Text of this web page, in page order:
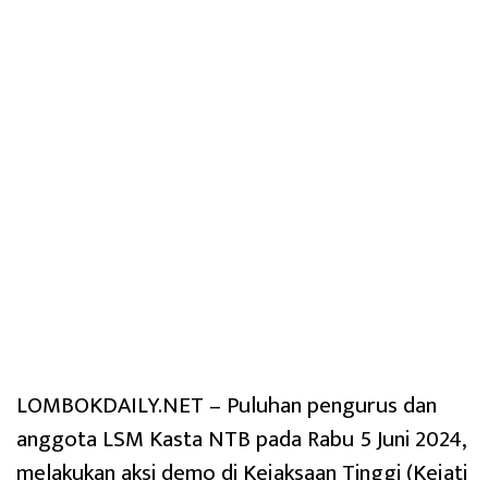
LOMBOKDAILY.NET – Puluhan pengurus dan
anggota LSM Kasta NTB pada Rabu 5 Juni 2024,